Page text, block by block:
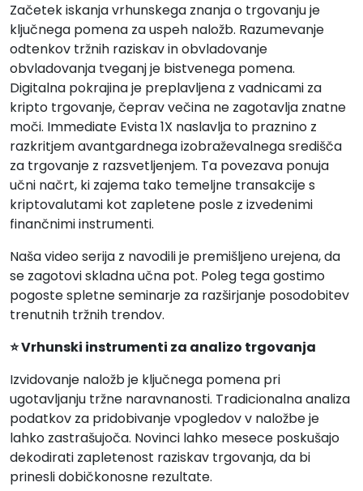
Začetek iskanja vrhunskega znanja o trgovanju je
ključnega pomena za uspeh naložb. Razumevanje
odtenkov tržnih raziskav in obvladovanje
obvladovanja tveganj je bistvenega pomena.
Digitalna pokrajina je preplavljena z vadnicami za
kripto trgovanje, čeprav večina ne zagotavlja znatne
moči. Immediate Evista 1X naslavlja to praznino z
razkritjem avantgardnega izobraževalnega središča
za trgovanje z razsvetljenjem. Ta povezava ponuja
učni načrt, ki zajema tako temeljne transakcije s
kriptovalutami kot zapletene posle z izvedenimi
finančnimi instrumenti.
Naša video serija z navodili je premišljeno urejena, da
se zagotovi skladna učna pot. Poleg tega gostimo
pogoste spletne seminarje za razširjanje posodobitev
trenutnih tržnih trendov.
⭐ Vrhunski instrumenti za analizo trgovanja
Izvidovanje naložb je ključnega pomena pri
ugotavljanju tržne naravnanosti. Tradicionalna analiza
podatkov za pridobivanje vpogledov v naložbe je
lahko zastrašujoča. Novinci lahko mesece poskušajo
dekodirati zapletenost raziskav trgovanja, da bi
prinesli dobičkonosne rezultate.